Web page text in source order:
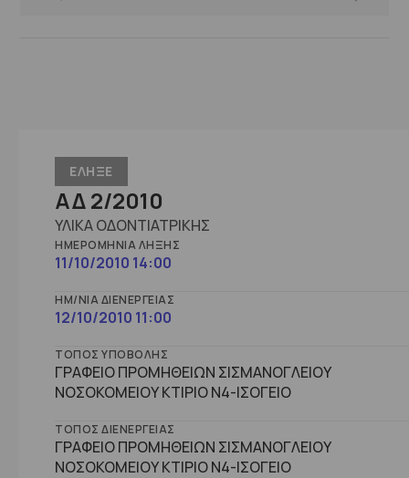
ΕΛΗΞΕ
ΑΔ 2/2010
ΥΛΙΚΑ ΟΔΟΝΤΙΑΤΡΙΚΗΣ
ΗΜΕΡΟΜΗΝΊΑ ΛΉΞΗΣ
11/10/2010 14:00
ΗΜ/ΝΊΑ ΔΙΕΝΈΡΓΕΙΑΣ
12/10/2010 11:00
ΤΌΠΟΣ ΥΠΟΒΟΛΉΣ
ΓΡΑΦΕΙΟ ΠΡΟΜΗΘΕΙΩΝ ΣΙΣΜΑΝΟΓΛΕΙΟΥ
ΝΟΣΟΚΟΜΕΙΟΥ ΚΤΙΡΙΟ Ν4-ΙΣΟΓΕΙΟ
ΤΌΠΟΣ ΔΙΕΝΈΡΓΕΙΑΣ
ΓΡΑΦΕΙΟ ΠΡΟΜΗΘΕΙΩΝ ΣΙΣΜΑΝΟΓΛΕΙΟΥ
ΝΟΣΟΚΟΜΕΙΟΥ ΚΤΙΡΙΟ Ν4-ΙΣΟΓΕΙΟ